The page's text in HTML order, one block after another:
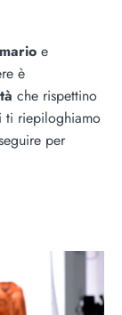
e
è
che rispettino
ti riepiloghiamo
per